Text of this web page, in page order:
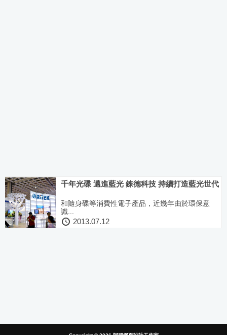
千年光碟 邁進藍光 錸德科技 持續打造藍光世代
和隨身碟等消費性電子產品，近幾年由於環保意
識...
2013.07.12